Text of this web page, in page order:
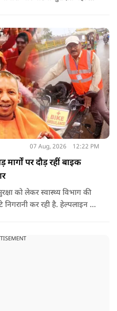
07 Aug, 2026 12:22 PM
पर दौड़ रहीं बाइक
को लेकर स्वास्थ्य विभाग की
कर रही है. हेल्पलाइन पर